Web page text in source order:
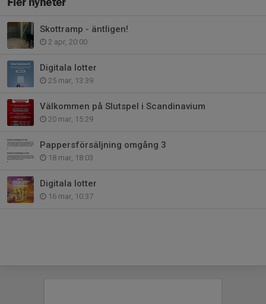
Skottramp - äntligen!
2 apr, 20:00
Digitala lotter
25 mar, 13:39
Välkommen på Slutspel i Scandinavium
20 mar, 15:29
Pappersförsäljning omgång 3
18 mar, 18:03
Digitala lotter
16 mar, 10:37